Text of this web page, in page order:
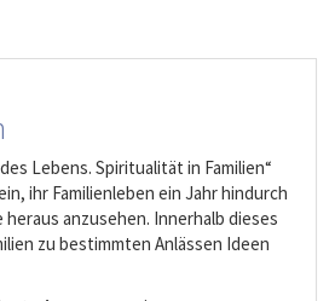
Lebens. Spiritualität in Familien“
ihr Familienleben ein Jahr hindurch
anzusehen. Innerhalb dieses
zu bestimmten Anlässen Ideen